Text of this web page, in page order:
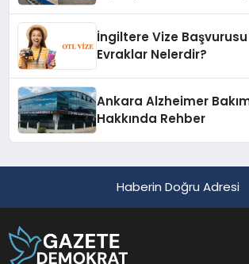
İngiltere Vize
Evraklar Nelerdir?
Ankara Alzheimer
Hakkında Rehber
Haberin Doğru Adresi